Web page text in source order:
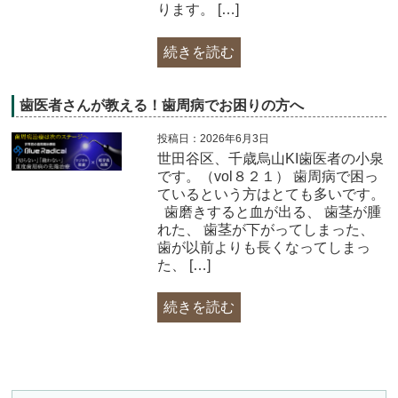
ります。 […]
続きを読む
歯医者さんが教える！歯周病でお困りの方へ
投稿日：2026年6月3日
世田谷区、千歳烏山KI歯医者の小泉
です。（vol８２１） 歯周病で困っ
ているという方はとても多いです。
歯磨きすると血が出る、 歯茎が腫
れた、 歯茎が下がってしまった、
歯が以前よりも長くなってしまっ
た、 […]
続きを読む